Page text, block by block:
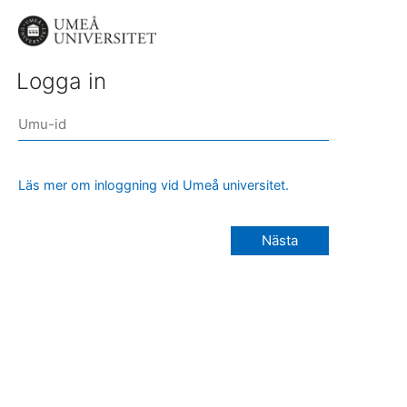
Logga in
Läs mer om inloggning vid Umeå universitet.
Nästa